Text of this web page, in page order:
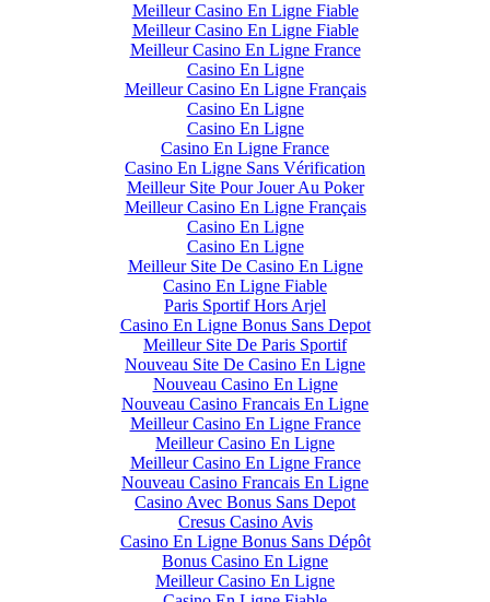
Meilleur Casino En Ligne Fiable
Meilleur Casino En Ligne Fiable
Meilleur Casino En Ligne France
Casino En Ligne
Meilleur Casino En Ligne Français
Casino En Ligne
Casino En Ligne
Casino En Ligne France
Casino En Ligne Sans Vérification
Meilleur Site Pour Jouer Au Poker
Meilleur Casino En Ligne Français
Casino En Ligne
Casino En Ligne
Meilleur Site De Casino En Ligne
Casino En Ligne Fiable
Paris Sportif Hors Arjel
Casino En Ligne Bonus Sans Depot
Meilleur Site De Paris Sportif
Nouveau Site De Casino En Ligne
Nouveau Casino En Ligne
Nouveau Casino Francais En Ligne
Meilleur Casino En Ligne France
Meilleur Casino En Ligne
Meilleur Casino En Ligne France
Nouveau Casino Francais En Ligne
Casino Avec Bonus Sans Depot
Cresus Casino Avis
Casino En Ligne Bonus Sans Dépôt
Bonus Casino En Ligne
Meilleur Casino En Ligne